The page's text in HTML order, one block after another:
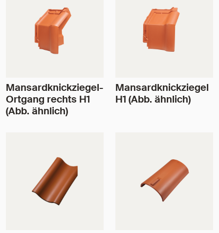
Mansardknickziegel-
Ortgang rechts H1
(Abb. ähnlich)
Mansardknickziegel
H1 (Abb. ähnlich)